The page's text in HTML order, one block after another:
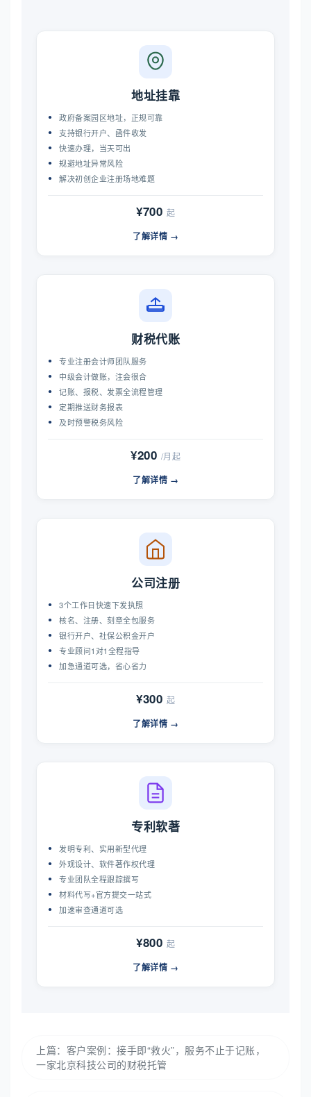
地址挂靠
政府备案园区地址，正规可靠
支持银行开户、函件收发
快速办理，当天可出
规避地址异常风险
解决初创企业注册场地难题
¥700 起
了解详情 →
财税代账
专业注册会计师团队服务
中级会计做账，注会很合
记账、报税、发票全流程管理
定期推送财务报表
及时预警税务风险
¥200 /月起
了解详情 →
公司注册
3个工作日快速下发执照
核名、注册、刻章全包服务
银行开户、社保公积金开户
专业顾问1对1全程指导
加急通道可选，省心省力
¥300 起
了解详情 →
专利软著
发明专利、实用新型代理
外观设计、软件著作权代理
专业团队全程跟踪撰写
材料代写+官方提交一站式
加速审查通道可选
¥800 起
了解详情 →
上篇： 客户案例：接手即“救火”，服务不止于记账，
一家北京科技公司的财税托管